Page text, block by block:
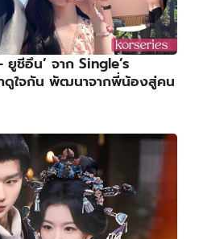
ยูชีอึน’ จาก Single’s
ดูใจกัน พัฒนาจากพี่น้องสู่คน